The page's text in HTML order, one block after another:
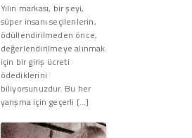
Yılın markası, bir şeyi,
süper insanı seçilenlerin,
ödüllendirilmeden önce,
değerlendirilmeye alınmak
için bir giriş ücreti
ödediklerini
biliyorsunuzdur. Bu her
yarışma için geçerli […]